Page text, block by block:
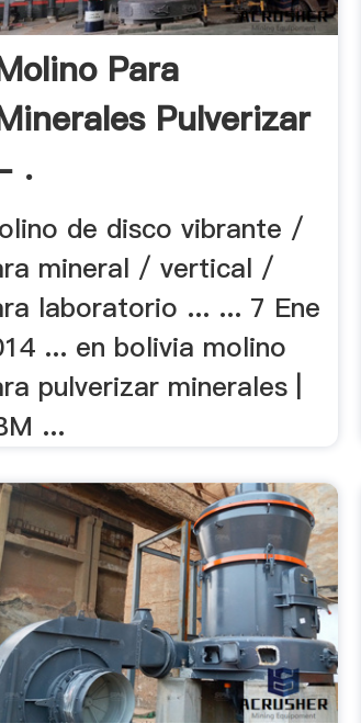
Para
Pulverizar
.
de disco vibrante /
mineral / vertical /
laboratorio ... ... 7 Ene
... en bolivia molino
pulverizar minerales |
...